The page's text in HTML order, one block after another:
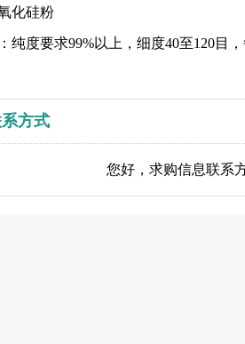
化硅粉
纯度要求99%以上，细度40至120目，
方式
您好，求购信息联系